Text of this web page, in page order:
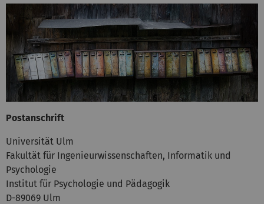
Postanschrift
Universität Ulm
Fakultät für Ingenieurwissenschaften, Informatik und
Psychologie
Institut für Psychologie und Pädagogik
D-89069 Ulm